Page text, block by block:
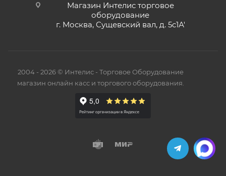
Магазин Интелис торговое
оборудование
г. Москва, Сущевский вал, д. 5с1А'
2004 - 2026 © Интелис - Торговое Оборудование
магазин онлайн касс и торгового оборудования.